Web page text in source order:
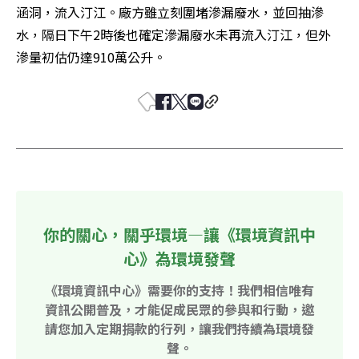
涵洞，流入汀江。廠方雖立刻圍堵滲漏廢水，並回抽滲
水，隔日下午2時後也確定滲漏廢水未再流入汀江，但外
滲量初估仍達910萬公升。
你的關心，關乎環境—讓《環境資訊中
心》為環境發聲
《環境資訊中心》需要你的支持！我們相信唯有
資訊公開普及，才能促成民眾的參與和行動，邀
請您加入定期捐款的行列，讓我們持續為環境發
聲。